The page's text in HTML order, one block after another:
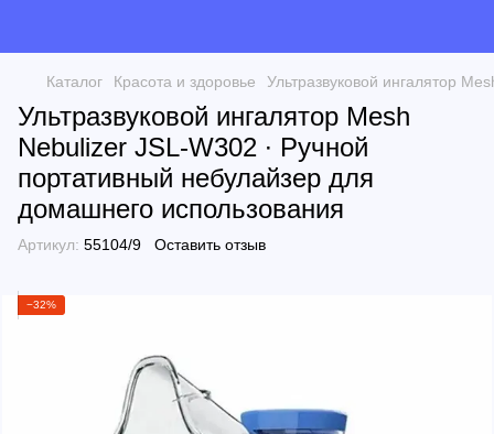
Каталог Красота и здоровье Ультразвуковой ингалятор
Ультразвуковой ингалятор Mesh
Nebulizer JSL-W302 ∙ Ручной
портативный небулайзер для
домашнего использования
Артикул: 55104/9 Оставить отзыв
−32%